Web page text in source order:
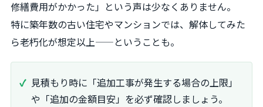
修繕費用がかかった」という声は少なくありません。
特に築年数の古い住宅やマンションでは、解体してみた
ら老朽化が想定以上——ということも。
見積もり時に「追加工事が発生する場合の上限」
や「追加の金額目安」を必ず確認しましょう。